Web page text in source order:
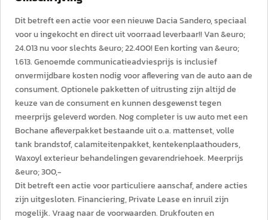
Dit betreft een actie voor een nieuwe Dacia Sandero, speciaal
voor u ingekocht en direct uit voorraad leverbaar!! Van &euro;
24.013 nu voor slechts &euro; 22.400! Een korting van &euro;
1.613. Genoemde communicatieadviesprijs is inclusief
onvermijdbare kosten nodig voor aflevering van de auto aan de
consument. Optionele pakketten of uitrusting zijn altijd de
keuze van de consument en kunnen desgewenst tegen
meerprijs geleverd worden. Nog completer is uw auto met een
Bochane afleverpakket bestaande uit o.a. mattenset, volle
tank brandstof, calamiteitenpakket, kentekenplaathouders,
Waxoyl exterieur behandelingen gevarendriehoek. Meerprijs
&euro; 300,-
Dit betreft een actie voor particuliere aanschaf, andere acties
zijn uitgesloten. Financiering, Private Lease en inruil zijn
mogelijk. Vraag naar de voorwaarden. Drukfouten en